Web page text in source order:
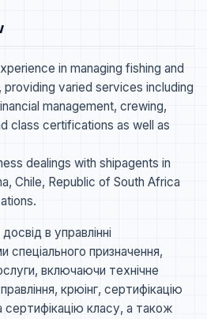
in managing fishing and
varied services including
management, crewing,
class certifications as well as
dealings with shipagents in
Chile, Republic of South Africa
в управлінні
призначення,
включаючи технічне
крюінг, сертифікацію
класу, а також